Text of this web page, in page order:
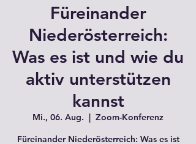
Füreinander
Niederösterreich:
Was es ist und wie du
aktiv unterstützen
kannst
Mi., 06. Aug.
  |
Zoom-Konferenz
Füreinander Niederösterreich: Was es ist